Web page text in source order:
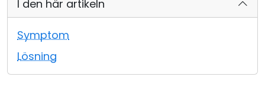
I den här artikeln
Symptom
Lösning
Moln & Lokal installation